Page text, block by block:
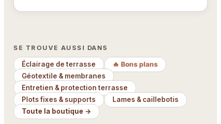
SE TROUVE AUSSI DANS
Éclairage de terrasse
🔥 Bons plans
Géotextile & membranes
Entretien & protection terrasse
Plots fixes & supports
Lames & caillebotis
Toute la boutique →